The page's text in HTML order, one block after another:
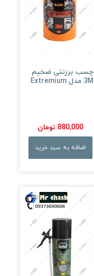
چسب برزنتی ضخیم
3M مدل Extremium
880,000 تومان
اضافه به سبد خرید